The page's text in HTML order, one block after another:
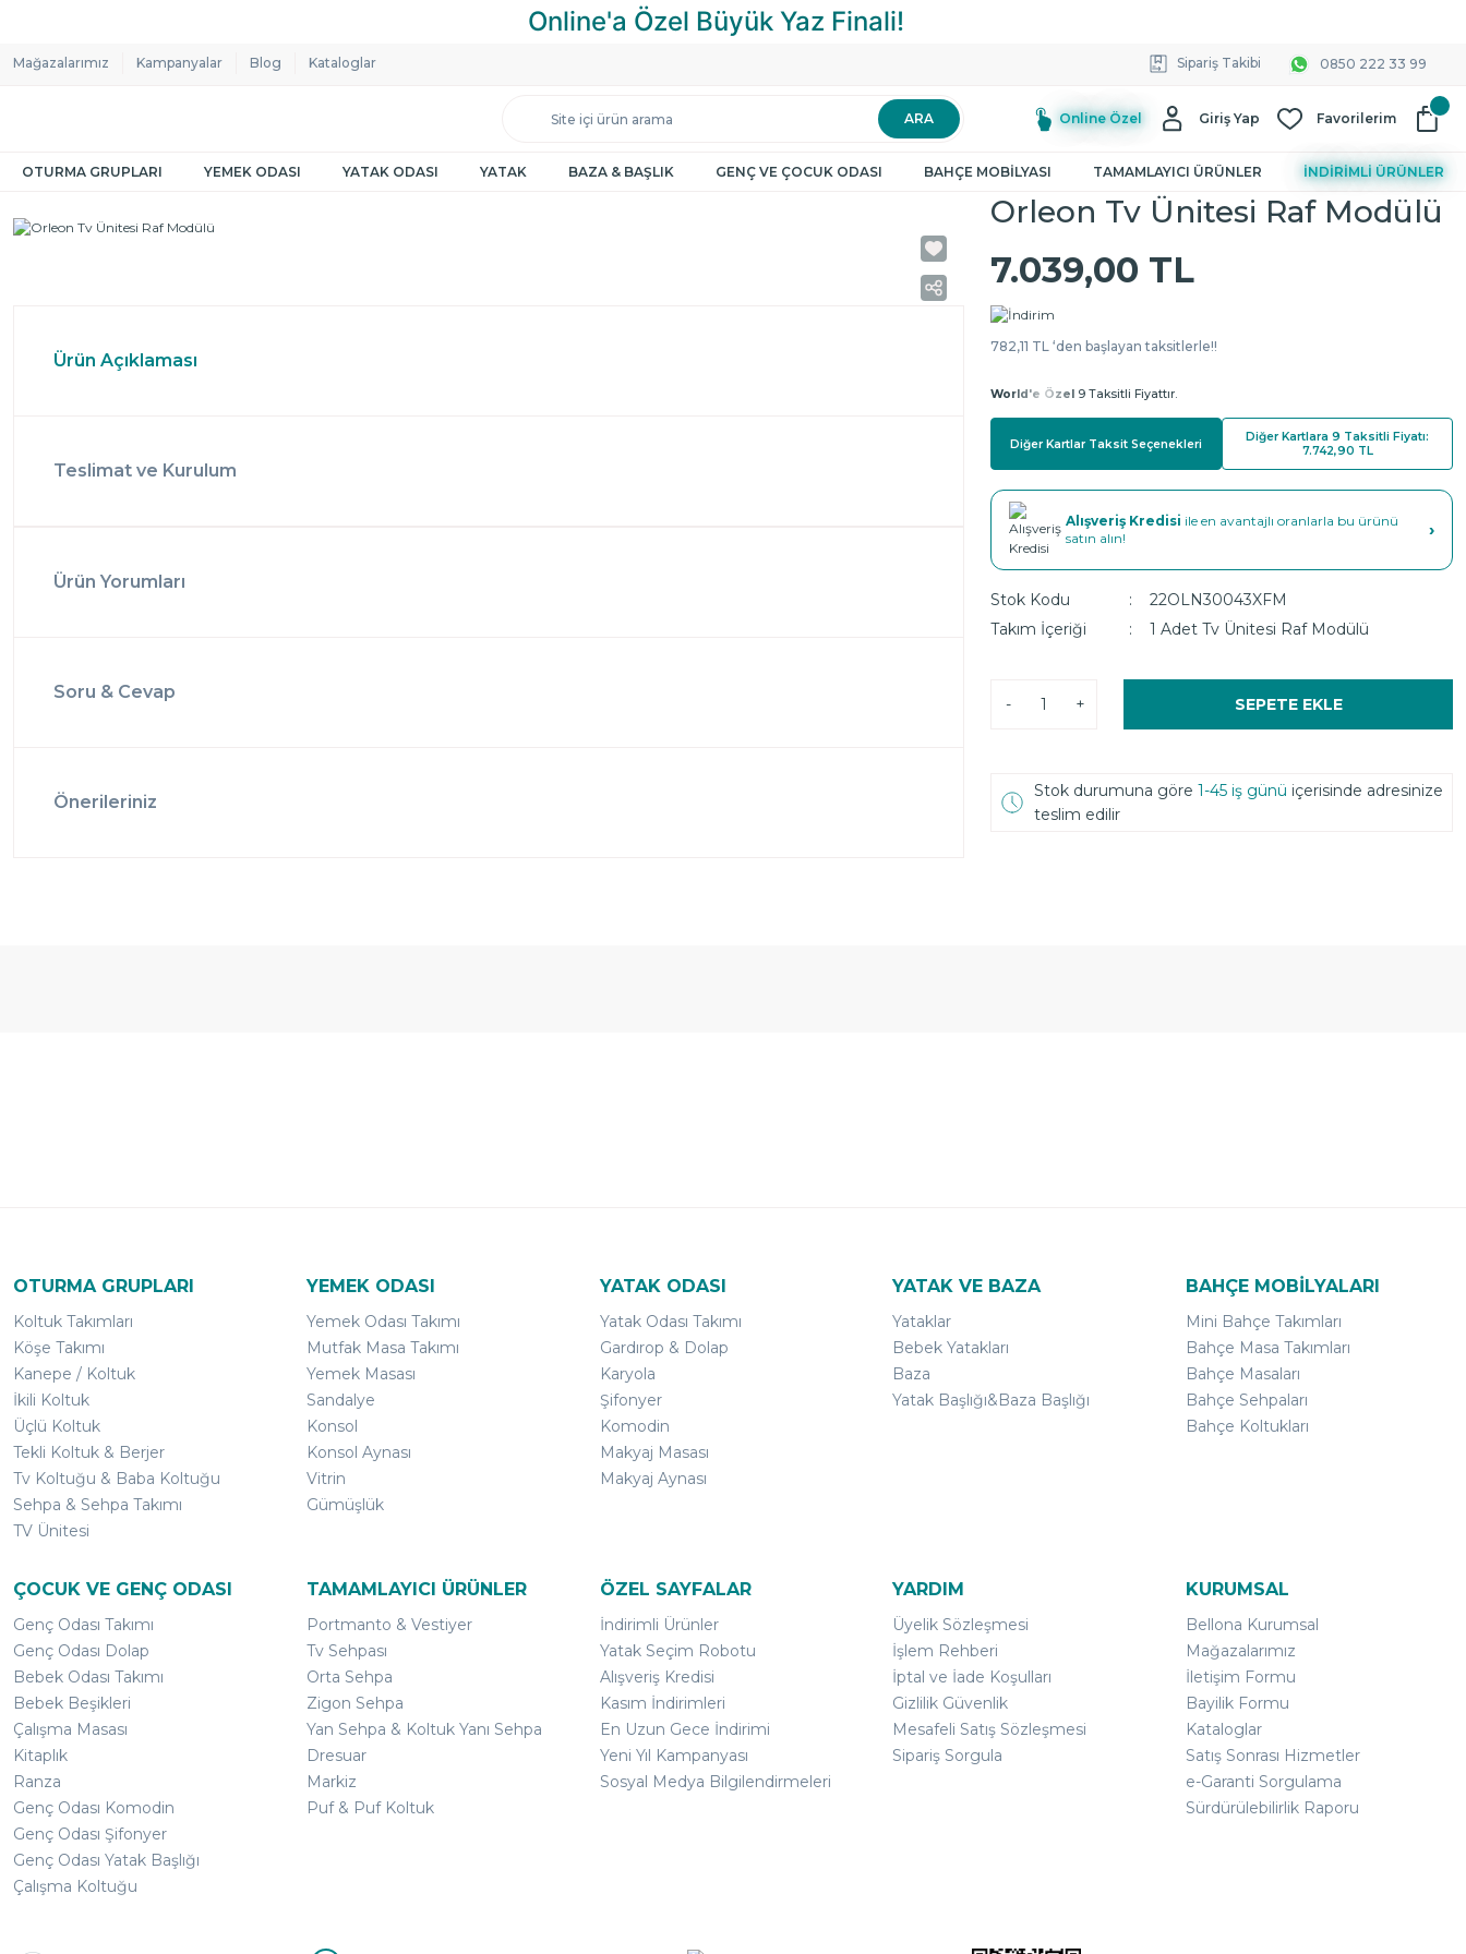
Mağazalarımız Kampanyalar Blog Kataloglar Sipariş Takibi 0850 222 33 99
ARA Online Özel Giriş Yap Favorilerim
OTURMA GRUPLARI YEMEK ODASI YATAK ODASI YATAK BAZA & BAŞLIK GENÇ VE ÇOCUK ODASI BAHÇE MOBİLYASI TAMAMLAYICI ÜRÜNLER İNDİRİMLİ ÜRÜNLER
Ürün Açıklaması
Teslimat ve Kurulum
Ürün Yorumları
Soru & Cevap
Önerileriniz
Orleon Tv Ünitesi Raf Modülü
7.039,00 TL
782,11 TL ‘den başlayan taksitlerle!!
World'e Özel 9 Taksitli Fiyattır.
Diğer Kartlar Taksit Seçenekleri
Diğer Kartlara 9 Taksitli Fiyatı:
7.742,90 TL
Alışveriş Kredisi ile en avantajlı oranlarla bu ürünü
satın alın!
›
Stok Kodu
22OLN30043XFM
Takım İçeriği
1 Adet Tv Ünitesi Raf Modülü
- + SEPETE EKLE
Stok durumuna göre 1-45 iş günü içerisinde adresinize
teslim edilir
OTURMA GRUPLARI
Koltuk Takımları
Köşe Takımı
Kanepe / Koltuk
İkili Koltuk
Üçlü Koltuk
Tekli Koltuk & Berjer
Tv Koltuğu & Baba Koltuğu
Sehpa & Sehpa Takımı
TV Ünitesi
YEMEK ODASI
Yemek Odası Takımı
Mutfak Masa Takımı
Yemek Masası
Sandalye
Konsol
Konsol Aynası
Vitrin
Gümüşlük
YATAK ODASI
Yatak Odası Takımı
Gardırop & Dolap
Karyola
Şifonyer
Komodin
Makyaj Masası
Makyaj Aynası
YATAK VE BAZA
Yataklar
Bebek Yatakları
Baza
Yatak Başlığı&Baza Başlığı
BAHÇE MOBİLYALARI
Mini Bahçe Takımları
Bahçe Masa Takımları
Bahçe Masaları
Bahçe Sehpaları
Bahçe Koltukları
ÇOCUK VE GENÇ ODASI
Genç Odası Takımı
Genç Odası Dolap
Bebek Odası Takımı
Bebek Beşikleri
Çalışma Masası
Kitaplık
Ranza
Genç Odası Komodin
Genç Odası Şifonyer
Genç Odası Yatak Başlığı
Çalışma Koltuğu
TAMAMLAYICI ÜRÜNLER
Portmanto & Vestiyer
Tv Sehpası
Orta Sehpa
Zigon Sehpa
Yan Sehpa & Koltuk Yanı Sehpa
Dresuar
Markiz
Puf & Puf Koltuk
ÖZEL SAYFALAR
İndirimli Ürünler
Yatak Seçim Robotu
Alışveriş Kredisi
Kasım İndirimleri
En Uzun Gece İndirimi
Yeni Yıl Kampanyası
Sosyal Medya Bilgilendirmeleri
YARDIM
Üyelik Sözleşmesi
İşlem Rehberi
İptal ve İade Koşulları
Gizlilik Güvenlik
Mesafeli Satış Sözleşmesi
Sipariş Sorgula
KURUMSAL
Bellona Kurumsal
Mağazalarımız
İletişim Formu
Bayilik Formu
Kataloglar
Satış Sonrası Hizmetler
e-Garanti Sorgulama
Sürdürülebilirlik Raporu